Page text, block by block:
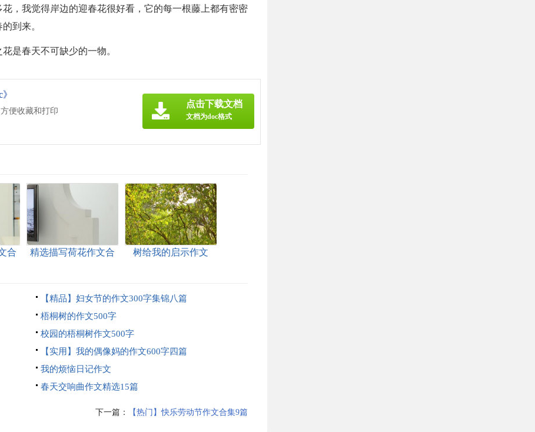
，我觉得岸边的迎春花很好看，它的每一根藤上都有密密
到来。
是春天不可缺少的一物。
便收藏和打印
点击下载文档
文档为doc格式
合
精选描写荷花作文合
树给我的启示作文
【精品】妇女节的作文300字集锦八篇
梧桐树的作文500字
校园的梧桐树作文500字
【实用】我的偶像妈的作文600字四篇
我的烦恼日记作文
春天交响曲作文精选15篇
下一篇： 【热门】快乐劳动节作文合集9篇